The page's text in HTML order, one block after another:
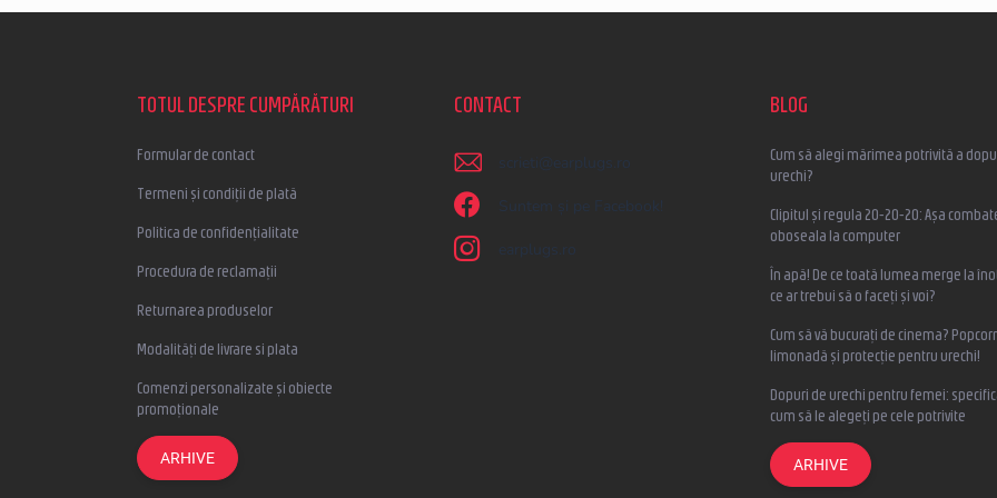
TOTUL DESPRE CUMPĂRĂTURI
Formular de contact
Termeni și condiții de plată
Politica de confidențialitate
Procedura de reclamații
Returnarea produselor
Modalități de livrare si plata
Comenzi personalizate și obiecte
promoționale
ARHIVE
CONTACT
scrieti @ earplugs.ro
Suntem și pe Facebook!
earplugs.ro
BLOG
Cum să alegi mărimea potrivită a
urechi?
Clipitul și regula 20-20-20: Așa
oboseala la computer
În apă! De ce toată lumea merge la
ce ar trebui să o faceți și voi?
Cum să vă bucurați de cinema?
limonadă și protecție pentru urechi!
Dopuri de urechi pentru femei:
cum să le alegeți pe cele potrivite
ARHIVE